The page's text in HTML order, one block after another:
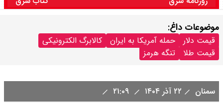
موضوعات داغ:
قیمت دلار حمله آمریکا به ایران
کالابرگ الکترونیکی
قیمت طلا
تنگه هرمز
سمنان ۲۲ آذر ۱۴۰۴